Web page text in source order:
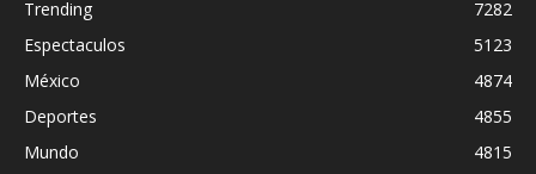
Trending
7282
Espectaculos
5123
México
4874
Deportes
4855
Mundo
4815